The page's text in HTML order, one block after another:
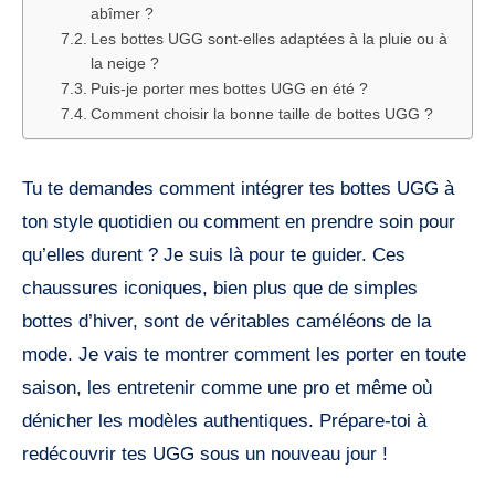
abîmer ?
Les bottes UGG sont-elles adaptées à la pluie ou à
la neige ?
Puis-je porter mes bottes UGG en été ?
Comment choisir la bonne taille de bottes UGG ?
Tu te demandes comment intégrer tes bottes UGG à
ton style quotidien ou comment en prendre soin pour
qu’elles durent ? Je suis là pour te guider. Ces
chaussures iconiques, bien plus que de simples
bottes d’hiver, sont de véritables caméléons de la
mode. Je vais te montrer comment les porter en toute
saison, les entretenir comme une pro et même où
dénicher les modèles authentiques. Prépare-toi à
redécouvrir tes UGG sous un nouveau jour !